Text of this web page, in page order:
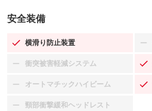
安全装備
横滑り防止装置
：装備あり
衝突被害軽減システム
：装備なし
オートマチックハイビーム
：装備なし
頸部衝撃緩和ヘッドレスト
：装備なし